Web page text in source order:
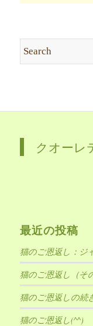
クオーレ
最近の投稿
猫のご恩返し：ジ
猫のご恩返し（そ
猫のご恩返しの続
猫のご恩返し(^^)